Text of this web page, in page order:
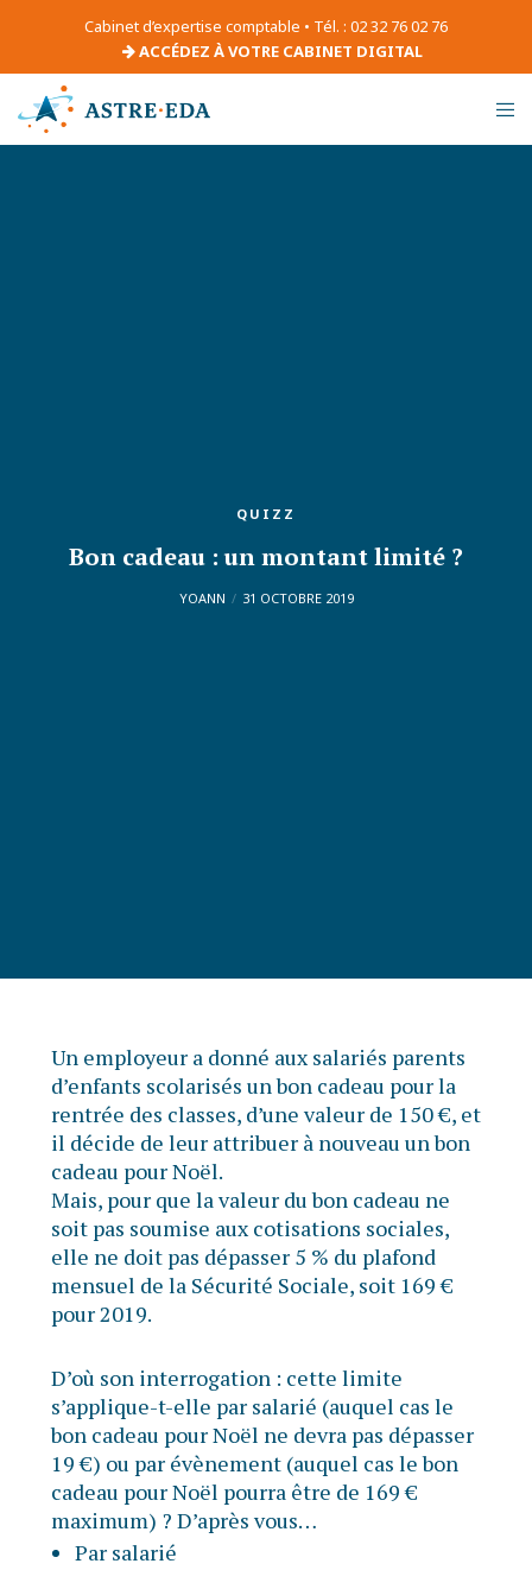
Cabinet d’expertise comptable • Tél. : 02 32 76 02 76
ACCÉDEZ À VOTRE CABINET DIGITAL
QUIZZ
Bon cadeau : un montant limité ?
YOANN 31 OCTOBRE 2019
Un employeur a donné aux salariés parents
d’enfants scolarisés un bon cadeau pour la
rentrée des classes, d’une valeur de 150 €, et
il décide de leur attribuer à nouveau un bon
cadeau pour Noël.
Mais, pour que la valeur du bon cadeau ne
soit pas soumise aux cotisations sociales,
elle ne doit pas dépasser 5 % du plafond
mensuel de la Sécurité Sociale, soit 169 €
pour 2019.
D’où son interrogation : cette limite
s’applique-t-elle par salarié (auquel cas le
bon cadeau pour Noël ne devra pas dépasser
19 €) ou par évènement (auquel cas le bon
cadeau pour Noël pourra être de 169 €
maximum) ? D’après vous…
Par salarié